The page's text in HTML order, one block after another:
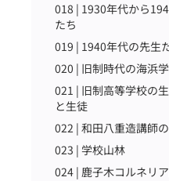
018 | 1930年代から
たち
019 | 1940年代の先生
020 | 旧制時代の海浜
021 | 旧制高等学校の
と生徒
022 | 和田八重造講師
023 | 学校山林
024 | 鹿子木コルネリ